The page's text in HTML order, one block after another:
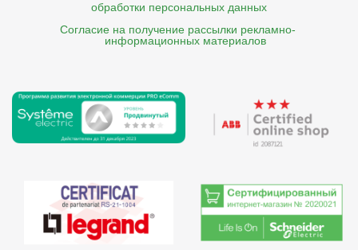
обработки персональных данных
Согласие на получение рассылки рекламно-
    информационных материалов